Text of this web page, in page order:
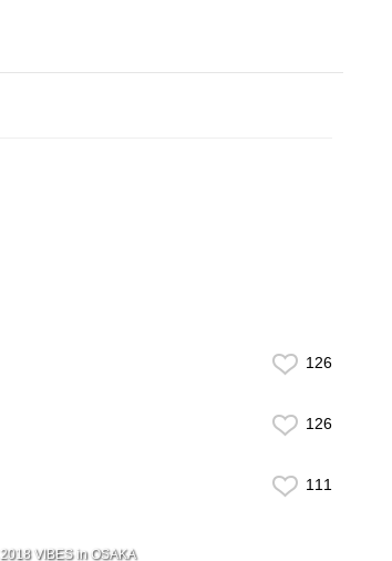
126
126
111
2018 VIBES in OSAKA